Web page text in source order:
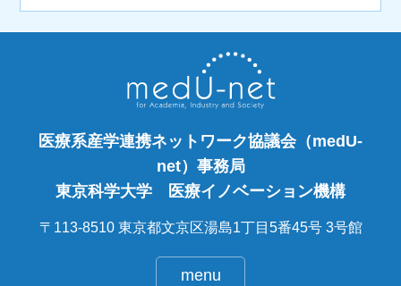
医療系産学連携ネットワーク協議会（medU-
net）事務局
東京科学大学 医療イノベーション機構
〒113-8510 東京都文京区湯島1丁目5番45号 3号館
menu